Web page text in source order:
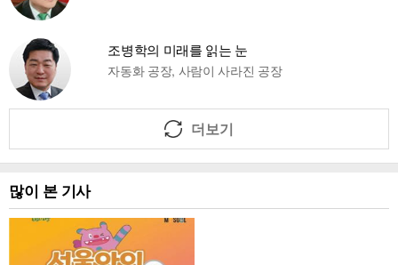
조병학의 미래를 읽는 눈
자동화 공장, 사람이 사라진 공장
더보기
많이 본 기사